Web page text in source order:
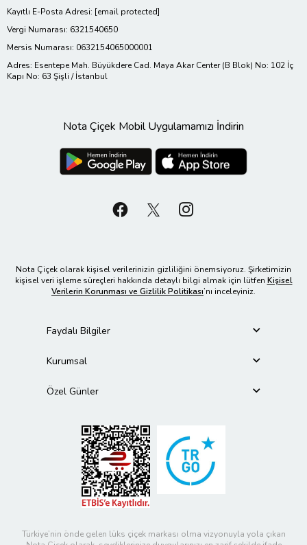
Kayıtlı E-Posta Adresi: [email protected]
Vergi Numarası: 6321540650
Mersis Numarası: 0632154065000001
Adres: Esentepe Mah. Büyükdere Cad. Maya Akar Center (B Blok) No: 102 İç
Kapı No: 63 Şişli / İstanbul
Nota Çiçek Mobil Uygulamamızı İndirin
Nota Çiçek olarak kişisel verilerinizin gizliliğini önemsiyoruz. Şirketimizin
kişisel veri işleme süreçleri hakkında detaylı bilgi almak için lütfen Kişisel
Verilerin Korunması ve Gizlilik Politikası’nı inceleyiniz.
Faydalı Bilgiler
Kurumsal
Özel Günler
Türkiye’nin önde gelen lüks çiçek markası olma vizyonuyla yola çıkan